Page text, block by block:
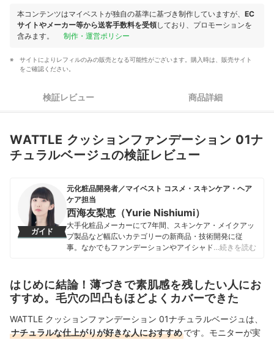
本コンテンツはマイベストが独自の基準に基づき制作していますが、 EC
サイトやメーカー等から送客手数料を受領しており、プロモーションを
含みます。
制作・運営ポリシー
サイトによりレフィルのみの販売となる可能性がございます。購入時は、販売サイト
をご確認ください。
検証レビュー 商品詳細
WATTLE クッションファンデーション 01ナ
チュラルベージュの検証レビュー
ガイド
元化粧品開発者／マイベスト コスメ・スキンケア・ヘア
ケア担当
西海友梨恵（Yurie Nishiumi）
大手化粧品メーカーにて7年間、スキンケア・メイクアッ
プ製品など幅広いカテゴリーの新商品・技術開発に従
事。なかでもファンデーションやアイシャドウ、口紅な
1500点以上のコスメを比較検証。開発現場で培った知識
をもとに、成分や処方の背景をふまえながら、専門的な
内容もユーザーにわかりやすく伝えることを大切にしな
がらコンテンツを制作している。
西海友梨恵（Yurie Nishiumi）のプロフィール
…続きを読む
はじめに結論！薄づきで素肌感を残したい人にお
すすめ。毛穴の凹凸もほどよくカバーできた
WATTLE クッションファンデーション 01ナチュラルベージュは、
ナチュラルな仕上がりが好きな人におすすめです。モニターが実